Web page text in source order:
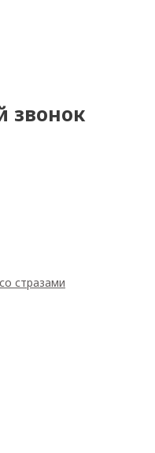
звонок
стразами